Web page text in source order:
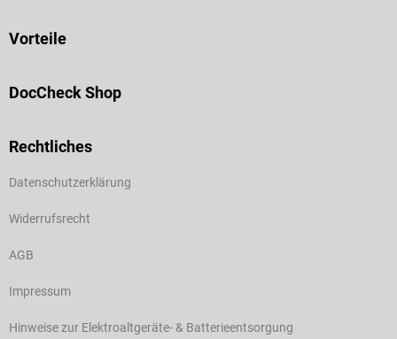
Vorteile
DocCheck Shop
Rechtliches
Datenschutzerklärung
Widerrufsrecht
AGB
Impressum
Hinweise zur Elektroaltgeräte- & Batterieentsorgung